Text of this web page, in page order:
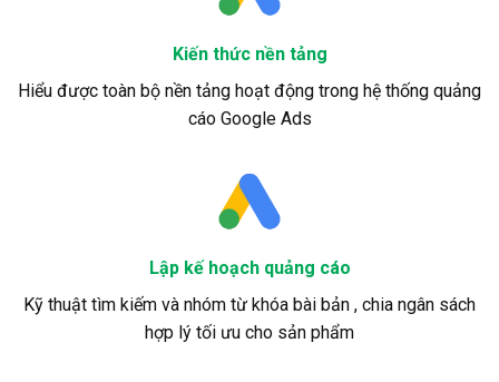
Kiến thức nền tảng
Hiểu được toàn bộ nền tảng hoạt động trong hệ thống quảng
cáo Google Ads
Lập kế hoạch quảng cáo
Kỹ thuật tìm kiếm và nhóm từ khóa bài bản , chia ngân sách
hợp lý tối ưu cho sản phẩm